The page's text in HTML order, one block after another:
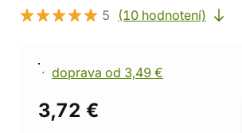
5 (10 hodnotení)
doprava od 3,49 €
3,72 €